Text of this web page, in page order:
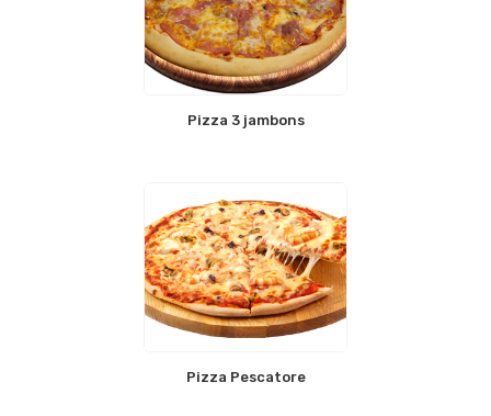
Pizza 3 jambons
Pizza Pescatore